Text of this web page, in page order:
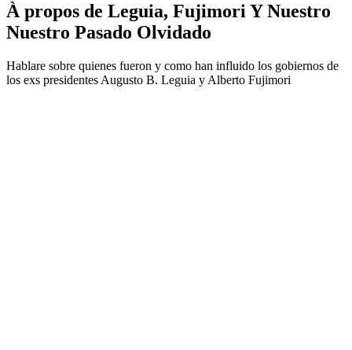
À propos de Leguia, Fujimori Y Nuestro
Nuestro Pasado Olvidado
Hablare sobre quienes fueron y como han influido los gobiernos de
los exs presidentes Augusto B. Leguia y Alberto Fujimori